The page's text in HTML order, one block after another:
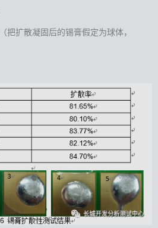
把扩散凝固后的锡膏假定为球体，